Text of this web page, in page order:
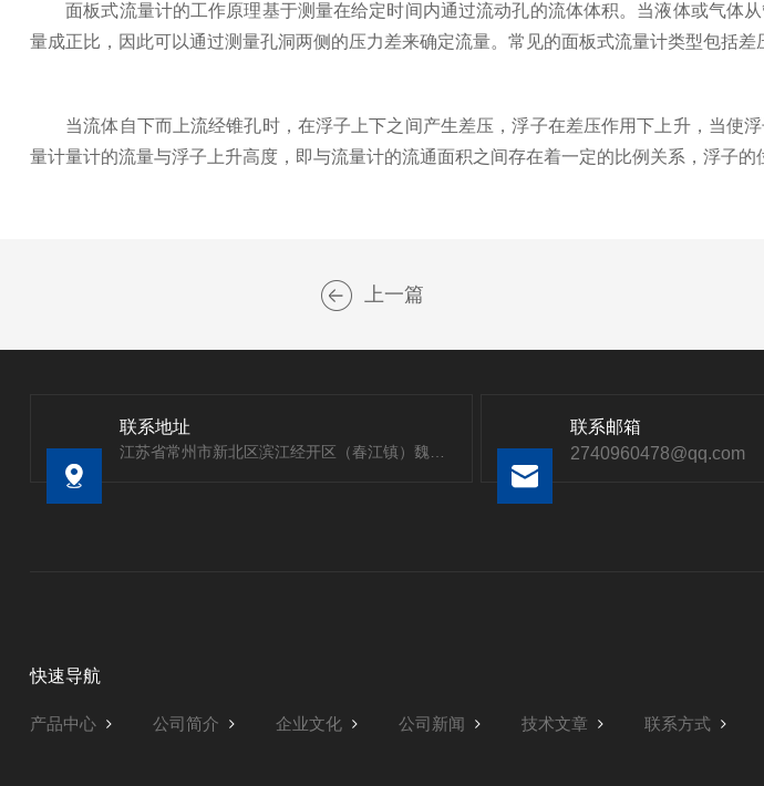
面板式流量计的工作原理基于测量在给定时间内通过流动孔的流体体积。当液体或气体
量成正比，因此可以通过测量孔洞两侧的压力差来确定流量。常见的面板式流量计类型包括差
当流体自下而上流经锥孔时，在浮子上下之间产生差压，浮子在差压作用下上升，当使
量计量计的流量与浮子上升高度，即与流量计的流通面积之间存在着一定的比例关系，浮子
上一篇
联系地址
联系邮箱
2740960478@qq.com
快速导航
产品中心 公司简介 企业文化 公司新闻 技术文章 联系方式